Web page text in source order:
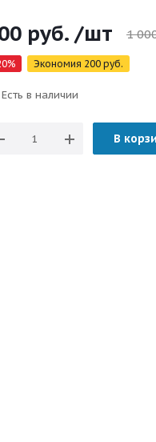
руб. /шт 1
% Экономия 200 руб.
Есть в наличии
В